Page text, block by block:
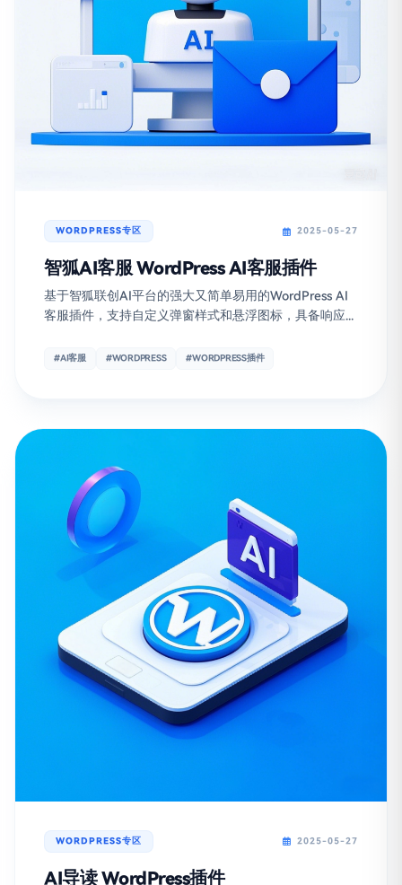
WORDPRESS专区 2025-05-27
智狐AI客服 WordPress AI客服插件
基于智狐联创AI平台的强大又简单易用的WordPress AI
客服插件，支持自定义弹窗样式和悬浮图标，具备响应...
#AI客服 #WORDPRESS #WORDPRESS插件
WORDPRESS专区 2025-05-27
AI导读 WordPress插件